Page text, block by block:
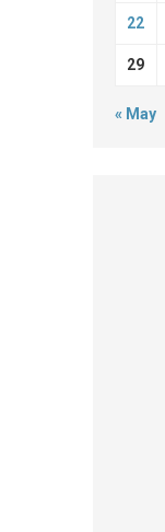
22
29
« May